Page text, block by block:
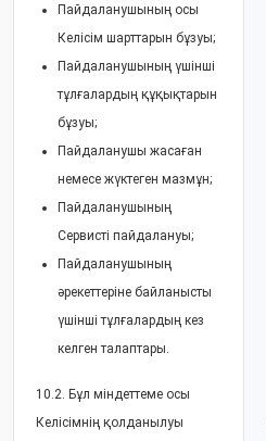
Пайдаланушының осы
Келісім шарттарын бұзуы;
Пайдаланушының үшінші
тұлғалардың құқықтарын
бұзуы;
Пайдаланушы жасаған
немесе жүктеген мазмұн;
Пайдаланушының
Сервисті пайдалануы;
Пайдаланушының
әрекеттеріне байланысты
үшінші тұлғалардың кез
келген талаптары.
10.2. Бұл міндеттеме осы
Келісімнің қолданылуы